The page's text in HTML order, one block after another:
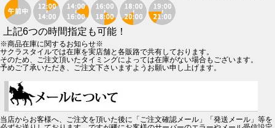
上記6つの時間指定も可能！
※商品在庫に関するお知らせ※
サクラスタイルでは在庫を実店舗と各販路で共有しております。
そのため、ご注文頂いたタイミングによっては在庫がない場合もございます。
予めご了承いただき、ご注文下さいますようお願い申し上げます。
当店からお客様へ、ご注文を頂いた後に「ご注文確認メール」「発送メール」等を